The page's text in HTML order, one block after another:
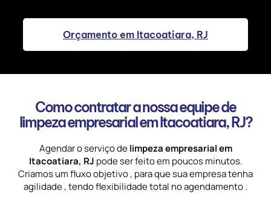
Orçamento em Itacoatiara, RJ
Como contratar a nossa equipe de
limpeza empresarial em Itacoatiara, RJ?
Agendar o serviço delimpeza empresarial em
Itacoatiara, RJ pode ser feito em poucos minutos.
Criamos um fluxo objetivo , para que sua empresa tenha
agilidade , tendo flexibilidade total no agendamento .